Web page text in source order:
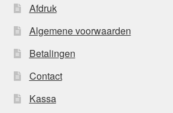
Afdruk
Algemene voorwaarden
Betalingen
Contact
Kassa